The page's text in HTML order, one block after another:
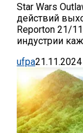
Star Wars
действий
Reporton 21/
индустрии
ufpa21.11.2024